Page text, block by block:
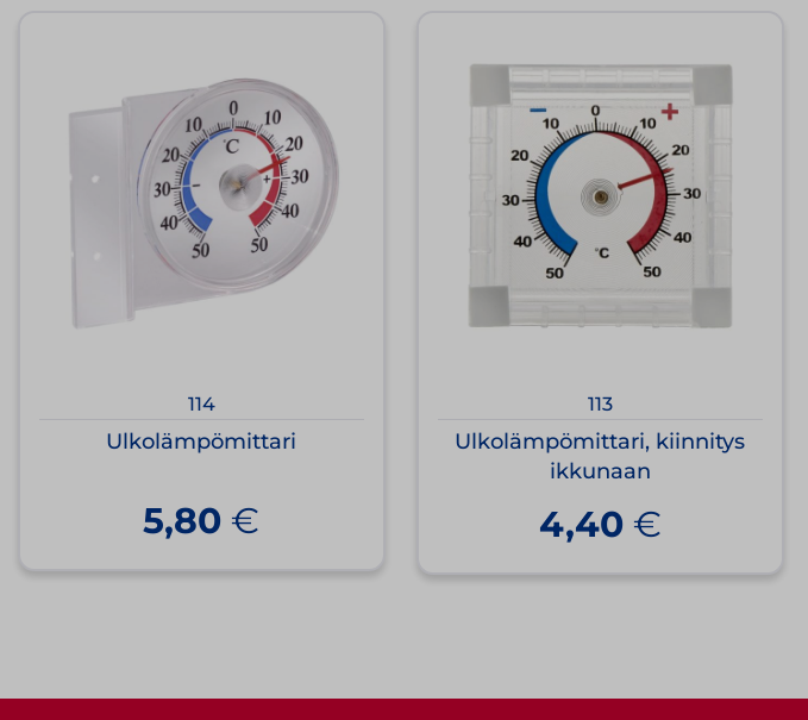
114
Ulkolämpömittari
5,80 €
113
Ulkolämpömittari, kiinnitys
ikkunaan
4,40 €